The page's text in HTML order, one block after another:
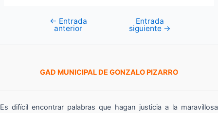
Navegación
← Entrada
anterior
Entrada
siguiente →
GAD MUNICIPAL DE GONZALO PIZARRO
Es difícil encontrar palabras que hagan justicia a la maravillosa